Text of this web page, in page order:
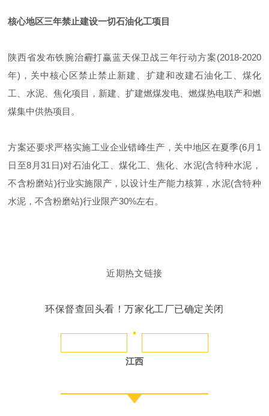
核心地区三年禁止建设一切石油化工项目
陕西省发布铁腕治霾打赢蓝天保卫战三年行动方案(2018-2020
年)，关中核心区禁止禁止新建、扩建和改建石油化工、煤化
工、水泥、焦化项目，新建、扩建燃煤发电、燃煤热电联产和燃
煤集中供热项目。
方案还要求严格实施工业企业错峰生产，关中地区在夏季(6月1
日至8月31日)对石油化工、煤化工、焦化、水泥(含特种水泥，
不含粉磨站)行业实施限产，以设计生产能力核算，水泥(含特种
水泥，不含粉磨站)行业限产30%左右。
近期热文链接
环保督查回头看！万家化工厂已确定关闭
江西